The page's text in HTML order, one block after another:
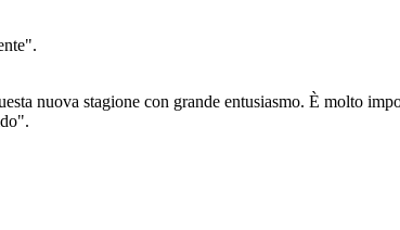
nuova stagione con grande entusiasmo. È molto